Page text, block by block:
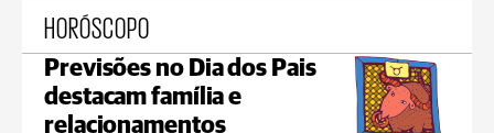
HORÓSCOPO
Previsões no Dia dos Pais
destacam família e
relacionamentos